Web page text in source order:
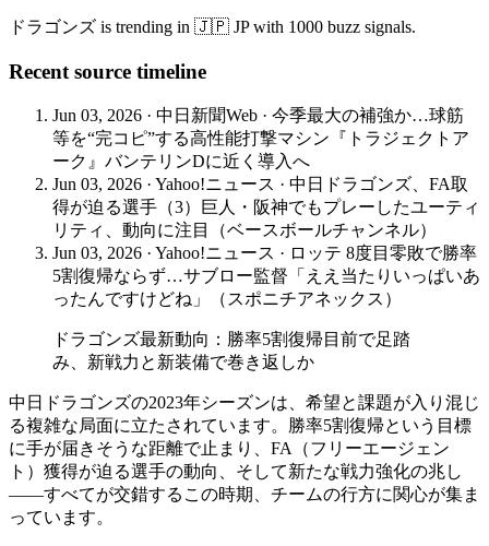
ドラゴンズ is trending in 🇯🇵 JP with 1000 buzz signals.
Recent source timeline
Jun 03, 2026 · 中日新聞Web · 今季最大の補強か…球筋
等を“完コピ”する高性能打撃マシン『トラジェクトア
ーク』バンテリンDに近く導入へ
Jun 03, 2026 · Yahoo!ニュース · 中日ドラゴンズ、FA取
得が迫る選手（3）巨人・阪神でもプレーしたユーティ
リティ、動向に注目（ベースボールチャンネル）
Jun 03, 2026 · Yahoo!ニュース · ロッテ 8度目零敗で勝率
5割復帰ならず…サブロー監督「ええ当たりいっぱいあ
ったんですけどね」（スポニチアネックス）
ドラゴンズ最新動向：勝率5割復帰目前で足踏
み、新戦力と新装備で巻き返しか
中日ドラゴンズの2023年シーズンは、希望と課題が入り混じ
る複雑な局面に立たされています。勝率5割復帰という目標
に手が届きそうな距離で止まり、FA（フリーエージェン
ト）獲得が迫る選手の動向、そして新たな戦力強化の兆し
——すべてが交錯するこの時期、チームの行方に関心が集ま
っています。